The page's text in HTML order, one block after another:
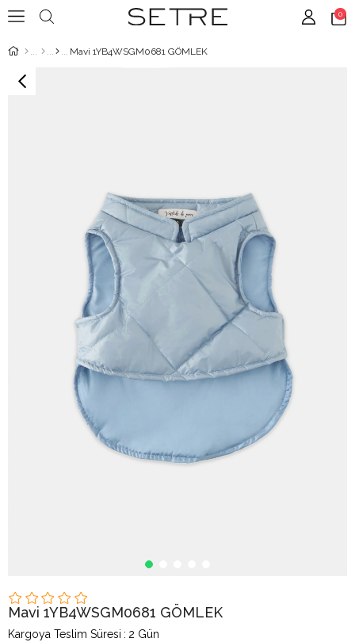
0
Mavi 1YB4WSGM0681 GÖMLEK
Mavi 1YB4WSGM0681 GÖMLEK
Kargoya Teslim Süresi : 2 Gün